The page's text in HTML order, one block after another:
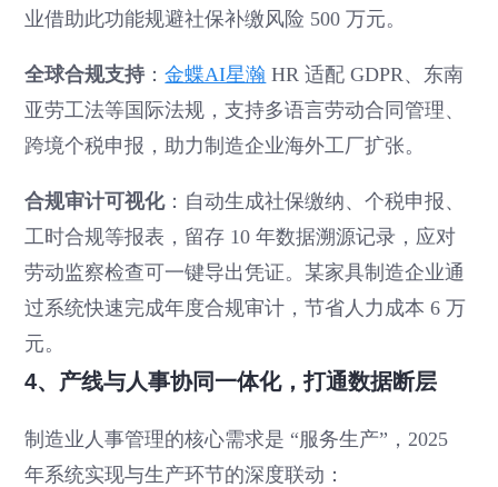
业借助此功能规避社保补缴风险 500 万元。
全球合规支持：金蝶AI星瀚 HR 适配 GDPR、东南
亚劳工法等国际法规，支持多语言劳动合同管理、
跨境个税申报，助力制造企业海外工厂扩张。
合规审计可视化：自动生成社保缴纳、个税申报、
工时合规等报表，留存 10 年数据溯源记录，应对
劳动监察检查可一键导出凭证。某家具制造企业通
过系统快速完成年度合规审计，节省人力成本 6 万
元。
4、产线与人事协同一体化，打通数据断层
制造业人事管理的核心需求是 “服务生产”，2025
年系统实现与生产环节的深度联动：